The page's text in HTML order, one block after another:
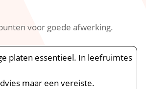
voor goede afwerking.​
platen essentieel.​ In leefruimtes
maar een vereiste.​